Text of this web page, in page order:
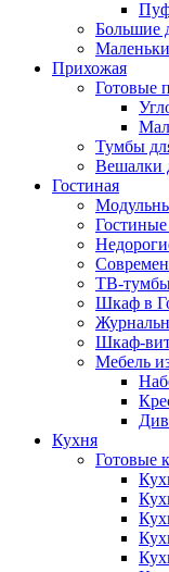
Большие
Прихожая
Готовые
Тумбы
Вешалки
Гостиная
Гостиные
ТВ-
Шкаф в
Шкаф-
Мебель
Кухня
Готовые